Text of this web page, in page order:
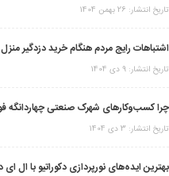
تاریخ انتشار: 26 بهمن 1404
اشتباهات رایج مردم هنگام خرید دزدگیر منزل
تاریخ انتشار: 9 دی 1404
تاریخ انتشار: 3 دی 1404